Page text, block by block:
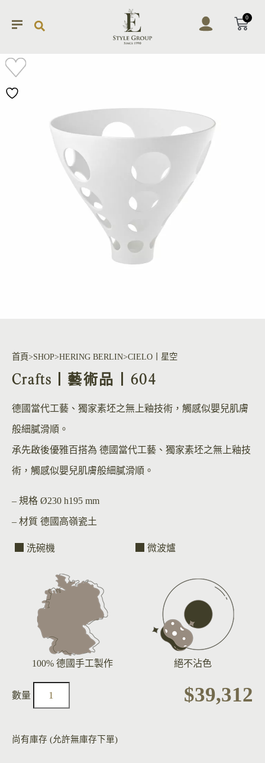
0
首頁 SHOP HERING BERLIN CIELO丨星空
Crafts丨藝術品丨604
德國當代工藝、獨家素坯之無上釉技術，觸感似嬰兒肌膚
般細膩滑順。
承先啟後優雅百搭為 德國當代工藝、獨家素坯之無上釉技
術，觸感似嬰兒肌膚般細膩滑順。
– 規格 Ø230 h195 mm
– 材質 德國高嶺瓷土
洗碗機 微波爐
100% 德國手工製作 絕不沾色
$39,312
尚有庫存 (允許無庫存下單)